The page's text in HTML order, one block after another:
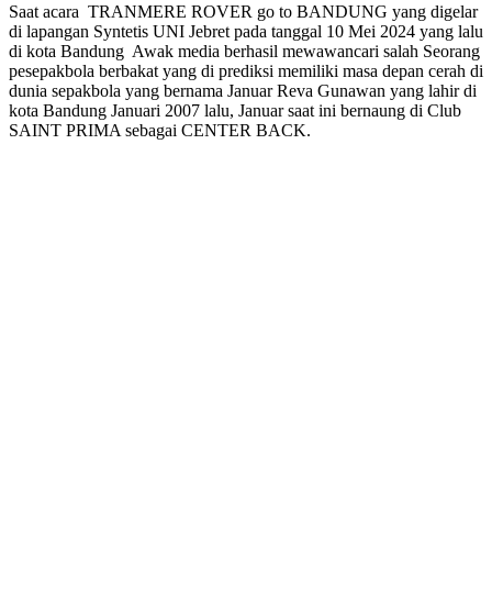
Saat acara TRANMERE ROVER go to BANDUNG yang digelar
di lapangan Syntetis UNI Jebret pada tanggal 10 Mei 2024 yang lalu
di kota Bandung Awak media berhasil mewawancari salah Seorang
pesepakbola berbakat yang di prediksi memiliki masa depan cerah di
dunia sepakbola yang bernama Januar Reva Gunawan yang lahir di
kota Bandung Januari 2007 lalu, Januar saat ini bernaung di Club
SAINT PRIMA sebagai CENTER BACK.